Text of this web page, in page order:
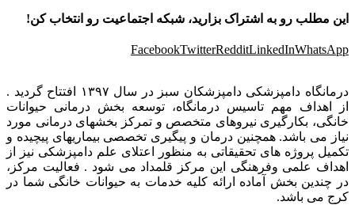
این مطلب رو به اشتراک بزارید، شبکه اجتماعیت رو انتخاب کن!
FacebookTwitterRedditLinkedInWhatsApp
درمانگاه دامپزشکی دامپزشکان سبز در سال ۱۳۹۷ افتتاح گردید .
از اهداف مهم تاسیس درمانگاه، توسعه بخش درمانی حیوانات
خانگی، بکارگیری نیروهای متخصص و تمرکز بخشهای درمانی مورد
نیاز می باشد. همچنین درمان و پیگیری تخصصی بیماریهای پیچیده و
تکمیل پروژه های تحقیقاتی به منظور اعتلای علم دامپزشکی نیز از
اهداف علمی وفرهنگی این مرکز قلمداد می شود . فعالیت مرکز،
در چندین بخش آماده ارائه کلیه خدمات به حیوانات خانگی شما در
کرج می باشد.